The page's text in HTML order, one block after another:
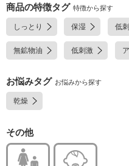
セリル、パルミチン酸、ミリスチ
テアリン酸ポリグリセリル-3メチ
ウリンアンモニウム/VP)コポリマ
6、カルボマー、ヒドロキシプロ
ル、セテアリルアルコール、シリ
商品の特徴タグ 特徴から探す
しっとり 保湿 低
無鉱物油 低刺激
お悩みタグ お悩みから探す
乾燥
その他